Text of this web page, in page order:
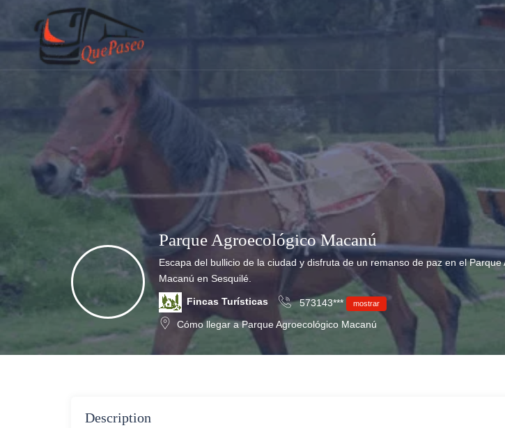
Parque Agroecológico Macanú
Escapa del bullicio de la ciudad y disfruta de un remanso de paz en el Parque
Macanú en Sesquilé.
Fincas Turísticas 573143*** mostrar
Cómo llegar a Parque Agroecológico Macanú
Description